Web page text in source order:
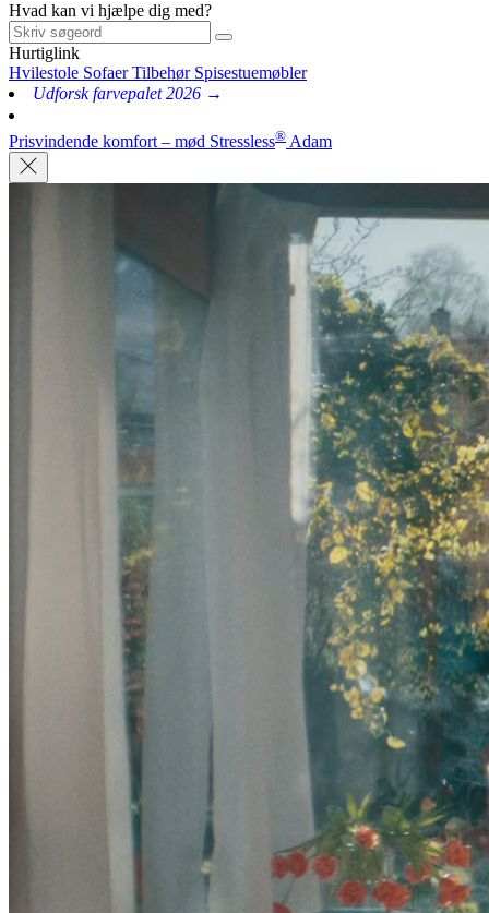
Hvad kan vi hjælpe dig med?
Hurtiglink
Hvilestole SofaerTilbehør Spisestuemøbler
Udforsk farvepalet 2026 →
Prisvindende komfort – mød Stressless® Adam